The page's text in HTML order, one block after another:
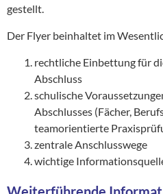
gestellt.
Der Flyer beinhaltet im
rechtliche Einbettung für
Abschluss
schulische
Abschlusses (Fächer,
teamorientierte
zentrale Anschlusswege
wichtige